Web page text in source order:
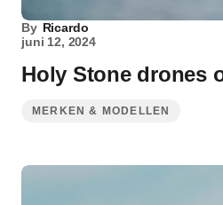
By Ricardo
juni 12, 2024
Holy Stone drones
MERKEN & MODELLEN